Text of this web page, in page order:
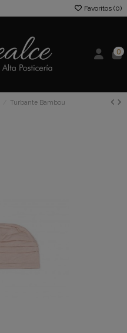
Favoritos (0)
0
Turbante Bambou